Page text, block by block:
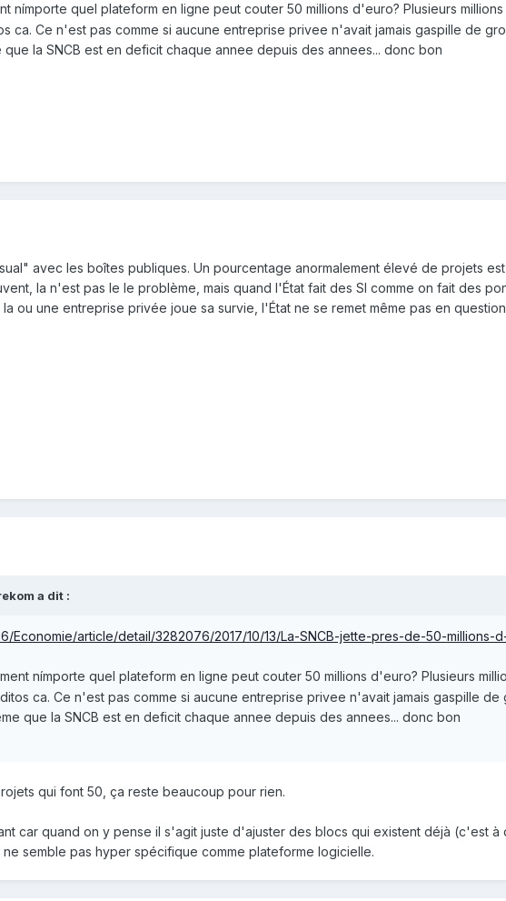
nímporte quel plateform en ligne peut couter 50 millions d'euro? Plusieurs millions
ca. Ce n'est pas comme si aucune entreprise privee n'avait jamais gaspille de
la SNCB est en deficit chaque annee depuis des annees... donc bon
avec les boîtes publiques. Un pourcentage anormalement élevé de projets
la n'est pas le le problème, mais quand l'État fait des SI comme on fait des
ou une entreprise privée joue sa survie, l'État ne se remet même pas en
a dit :
Economie/article/detail/3282076/2017/10/13/La-SNCB-jette-pres-de-50-millions-
nímporte quel plateform en ligne peut couter 50 millions d'euro? Plusieurs
ca. Ce n'est pas comme si aucune entreprise privee n'avait jamais gaspille
que la SNCB est en deficit chaque annee depuis des annees... donc bon
qui font 50, ça reste beaucoup pour rien.
car quand on y pense il s'agit juste d'ajuster des blocs qui existent déjà (c'est à
semble pas hyper spécifique comme plateforme logicielle.